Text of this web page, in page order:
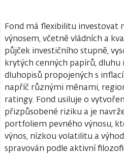
Fond má flexibilitu investovat
výnosem, včetně vládních a
půjček investičního stupně,
krytých cenných papírů, dluhu
dluhopisů propojených s
napříč různými měnami,
ratingy. Fond usiluje o
přizpůsobené riziku a je
portfoliem pevného výnosu,
výnos, nízkou volatilitu a
spravován podle aktivní